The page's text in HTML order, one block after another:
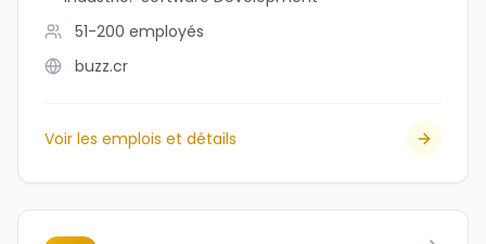
51-200 employés
buzz.cr
Voir les emplois et détails